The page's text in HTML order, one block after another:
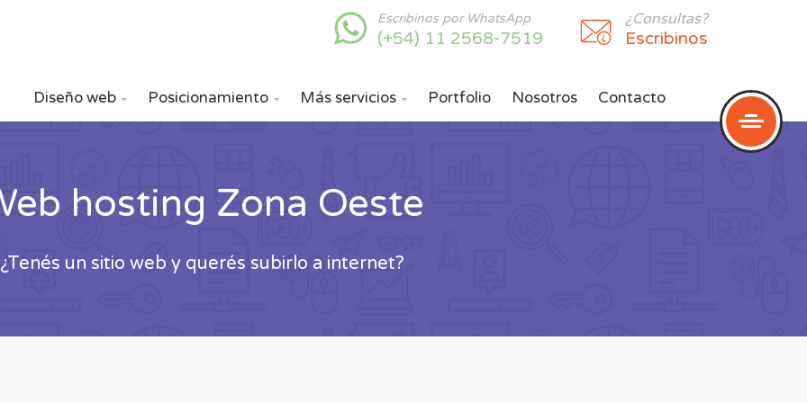
¿Consultas?
Escribinos
Escribinos por WhatsApp
(+54) 11 2568-7519
Diseño web  Posicionamiento  Más servicios  Portfolio Nosotros Contacto
hosting Zona Oeste
¿Tenés un sitio web y querés subirlo a internet?